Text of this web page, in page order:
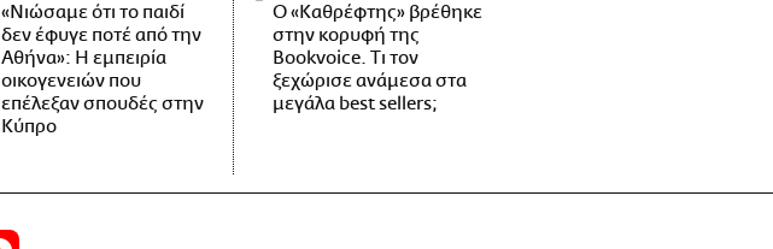
«Νιώσαμε ότι το παιδί
δεν έφυγε ποτέ από την
Αθήνα»: Η εμπειρία
οικογενειών που
επέλεξαν σπουδές στην
Κύπρο
Ο «Καθρέφτης» βρέθηκε
στην κορυφή της
Bookvoice. Τι τον
ξεχώρισε ανάμεσα στα
μεγάλα best sellers;